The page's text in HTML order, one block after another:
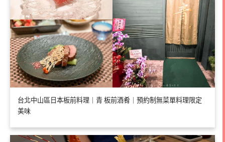
台北中山區日本板前料理｜青 板前酒肴｜預約制無菜單料理限定
美味